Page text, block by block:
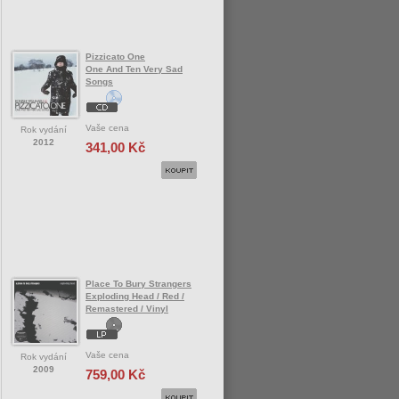
Rok vydání
2012
Pizzicato One
One And Ten Very Sad
Songs
Vaše cena
341,00 Kč
Rok vydání
2009
Place To Bury Strangers
Exploding Head / Red /
Remastered / Vinyl
Vaše cena
759,00 Kč